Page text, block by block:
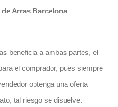
Arras Barcelona
beneficia a ambas partes, el
el comprador, pues siempre
obtenga una oferta
, tal riesgose disuelve.